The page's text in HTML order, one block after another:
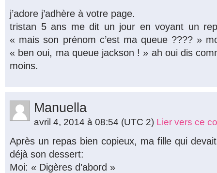
j’adore j’adhère à votre page.
tristan 5 ans me dit un jour en voyant un
« mais son prénom c’est ma queue ???? »
« ben oui, ma queue jackson ! » ah oui dis
moins.
Manuella
avril 4, 2014 à 08:54 (UTC 2) Lier vers ce
Après un repas bien copieux, ma fille qui
déjà son dessert:
Moi: « Digères d’abord »